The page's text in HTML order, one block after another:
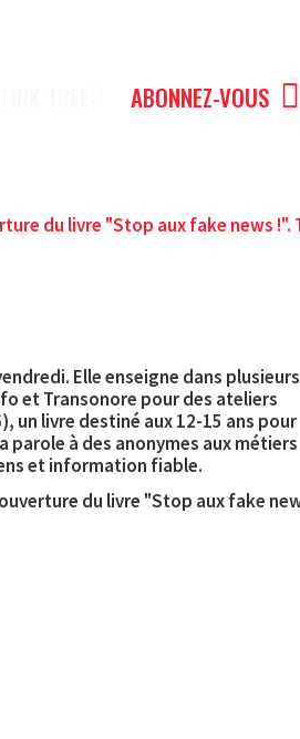
ABONNEZ-VOUS
Elle enseigne dans plusieurs
et Transonore pour des ateliers
un livre destiné aux 12-15 ans pour
parole à des anonymes aux métiers
et information fiable.